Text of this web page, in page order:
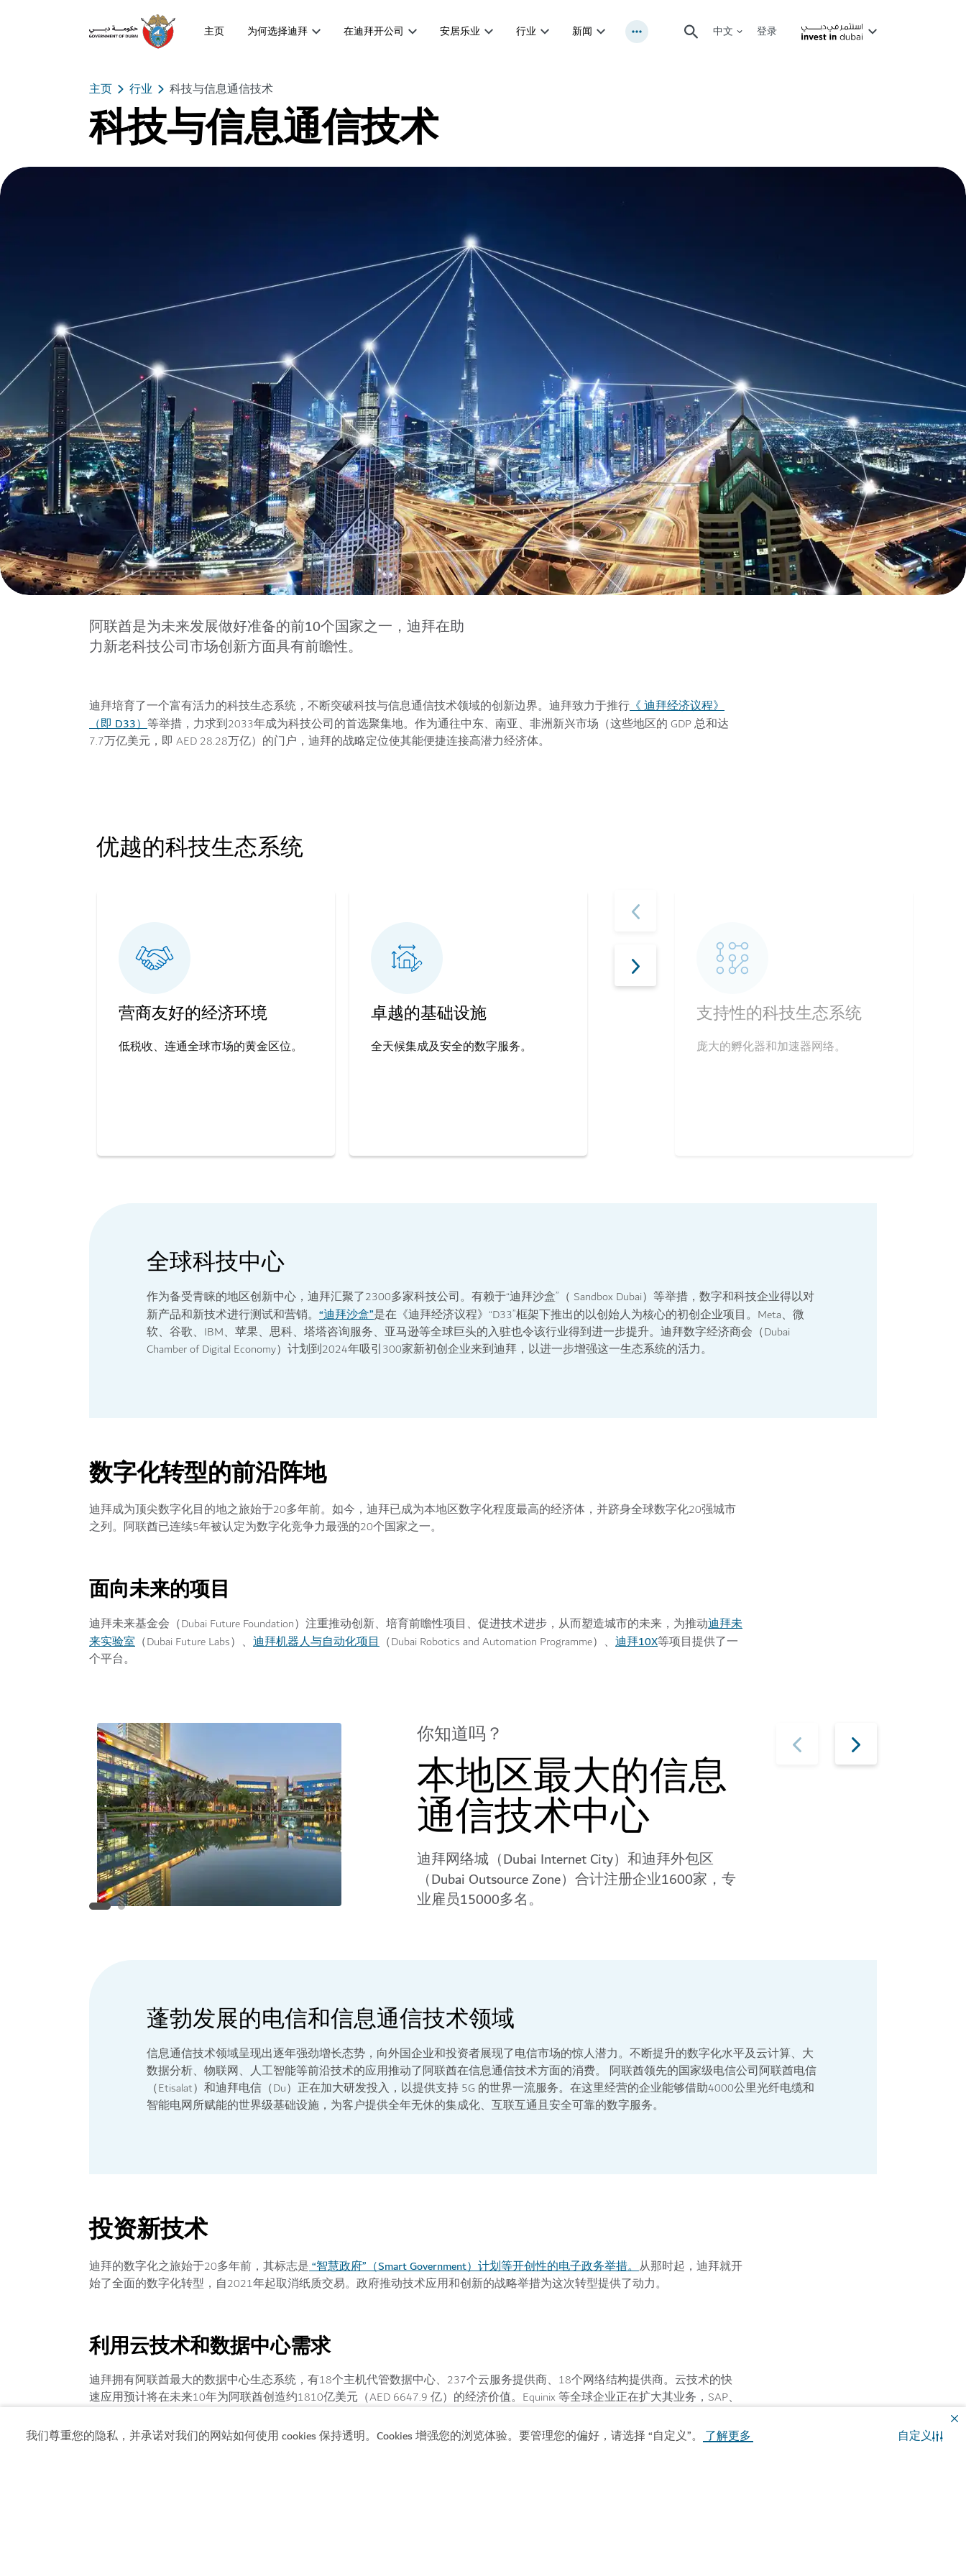
我们尊重您的隐私，并承诺对我们的网站如何使用 cookies 保持透明。Cookies 增强您的浏览体验。要管理您的偏好，请选择 “自定义”。 了解更多 自定义
主页 为何选择迪拜 在迪拜开公司 安居乐业 行业 新闻 中文 登录
主页 行业 科技与信息通信技术
科技与信息通信技术
阿联酋是为未来发展做好准备的前10个国家之一，迪拜在助
力新老科技公司市场创新方面具有前瞻性。
迪拜培育了一个富有活力的科技生态系统，不断突破科技与信息通信技术领域的创新边界。迪拜致力于推行《 迪拜经济议程》
（即 D33）等举措，力求到2033年成为科技公司的首选聚集地。作为通往中东、南亚、非洲新兴市场（这些地区的 GDP 总和达
7.7万亿美元，即 AED 28.28万亿）的门户，迪拜的战略定位使其能便捷连接高潜力经济体。
优越的科技生态系统
营商友好的经济环境
低税收、连通全球市场的黄金区位。
卓越的基础设施
全天候集成及安全的数字服务。
支持性的科技生态系统
庞大的孵化器和加速器网络。
支持性的科技生态系统
庞大的孵化器和加速器网络。
全球科技中心
作为备受青睐的地区创新中心，迪拜汇聚了2300多家科技公司。有赖于“迪拜沙盒”（ Sandbox Dubai）等举措， 数字和科技企业得以对
新产品和新技术进行测试和营销。 “迪拜沙盒”是在《迪拜经济议程》“D33”框架下推出的以创始人为核心的初创企业项目。Meta、微
软、谷歌、IBM、苹果、思科、塔塔咨询服务、亚马逊等全球巨头的入驻也令该行业得到进一步提升。迪拜数字经济商会（Dubai
Chamber of Digital Economy）计划到2024年吸引300家新初创企业来到迪拜，以进一步增强这一生态系统的活力。
数字化转型的前沿阵地
迪拜成为顶尖数字化目的地之旅始于20多年前。如今，迪拜已成为本地区数字化程度最高的经济体，并跻身全球数字化20强城市
之列。阿联酋已连续5年被认定为数字化竞争力最强的20个国家之一。
面向未来的项目
迪拜未来基金会（Dubai Future Foundation）注重推动创新、培育前瞻性项目、促进技术进步，从而塑造城市的未来，为推动迪拜未
来实验室 （Dubai Future Labs）、 迪拜机器人与自动化项目 （Dubai Robotics and Automation Programme）、 迪拜10X等项目提供了一
个平台。
你知道吗？
本地区最大的信息
通信技术中心
迪拜网络城（Dubai Internet City）和迪拜外包区
（Dubai Outsource Zone）合计注册企业1600家，专
业雇员15000多名。
蓬勃发展的电信和信息通信技术领域
信息通信技术领域呈现出逐年强劲增长态势，向外国企业和投资者展现了电信市场的惊人潜力。不断提升的数字化水平及云计算、大
数据分析、物联网、人工智能等前沿技术的应用推动了阿联酋在信息通信技术方面的消费。 阿联酋领先的国家级电信公司阿联酋电信
（Etisalat）和迪拜电信（Du）正在加大研发投入，以提供支持 5G 的世界一流服务。在这里经营的企业能够借助4000公里光纤电缆和
智能电网所赋能的世界级基础设施，为客户提供全年无休的集成化、互联互通且安全可靠的数字服务。
投资新技术
迪拜的数字化之旅始于20多年前，其标志是“智慧政府”（Smart Government）计划等开创性的电子政务举措。从那时起，迪拜就开
始了全面的数字化转型，自2021年起取消纸质交易。政府推动技术应用和创新的战略举措为这次转型提供了动力。
利用云技术和数据中心需求
迪拜拥有阿联酋最大的数据中心生态系统，有18个主机代管数据中心、237个云服务提供商、18个网络结构提供商。云技术的快
速应用预计将在未来10年为阿联酋创造约1810亿美元（AED 6647.9 亿）的经济价值。Equinix 等全球企业正在扩大其业务，SAP、